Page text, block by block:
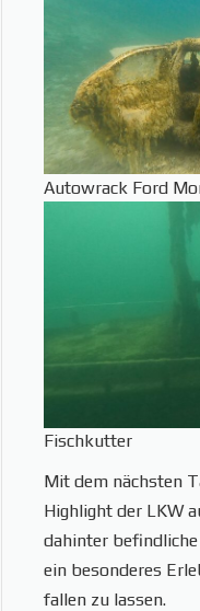
Autowrack Ford
Fischkutter
Mit dem nächsten
Highlight der LKW
dahinter
ein besonderes
fallen zu lassen.